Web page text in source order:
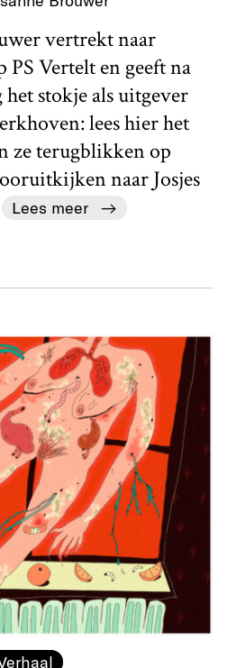
vertrekt naar
PS Vertelt en geeft na
stokje als uitgever
lees hier het
ze terugblikken op
naar Josjes
Lees meer